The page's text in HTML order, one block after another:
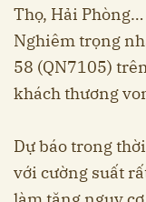
Thọ, Hải
Nghiêm trọng
58 (QN7105)
khách thương
Dự báo trong
với cường suất